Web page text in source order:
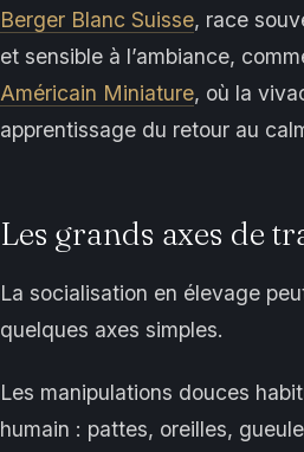
Berger Blanc Suisse, race
et sensible à l’ambiance,
Américain Miniature, où la
apprentissage du retour au
Les grands axes de
La socialisation en élevage
quelques axes simples.
Les manipulations douces
humain : pattes, oreilles,